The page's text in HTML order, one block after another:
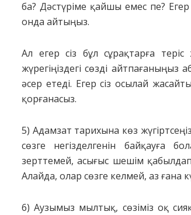
ба? Дәстүріме қайшы емес пе?
онда айтыңыз.
Ал егер сіз бұл сұрақтарға
жүрегіңіздегі сөзді айтпағаныңыз
әсер етеді. Егер сіз осылай
қорғанасыз.
5) Адамзат тарихына көз
сөзге негізделгенін байқауға
зерттемей, асығыс шешім
Алайда, олар сөзге келмей, аз ғана
6) Аузымыз мылтық, сөзіміз оқ